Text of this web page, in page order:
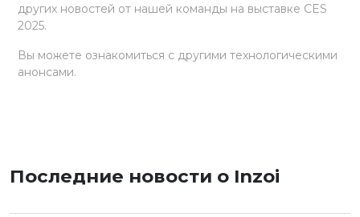
других новостей от нашей команды на выставке CES
2025.
Вы можете ознакомиться с другими технологическими
анонсами.
Последние новости о Inzoi